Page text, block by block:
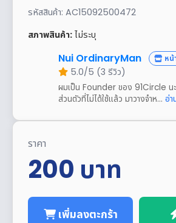
รหัสสินค้า: AC15092500472
สภาพสินค้า: ไม่ระบุ
Nui OrdinaryMan หน้
5.0/5 (3 รีวิว)
ผมเป็น Founder ของ 91Circle น
ส่วนตัวที่ไม่ได้ใช้แล้ว มาวางจำห... อ่า
ราคา
200 บาท
เพิ่มลงตะกร้า